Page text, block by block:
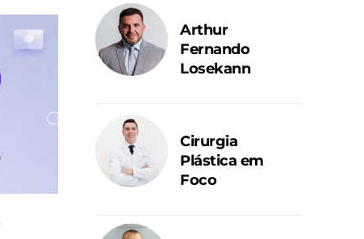
Arthur
Fernando
Losekann
Cirurgia
Plástica em
Foco